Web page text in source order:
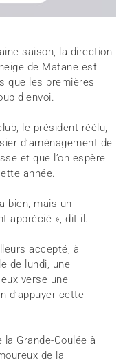
saison, la direction
de Matane est
que les premières
d’envoi.
le président réélu,
d’aménagement de
et que l’on espère
année.
bien, mais un
apprécié », dit-il.
accepté, à
de lundi, une
verse une
d’appuyer cette
Grande-Coulée à
de la